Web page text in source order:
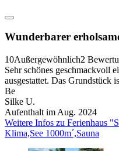
Wunderbarer
10Außergewöhnlich2
Sehr schönes geschmackvoll
ausgestattet. Das Grundstück
Be
Silke U.
Aufenthalt im Aug. 2024
Weitere Infos zu Ferienhaus
Klima,See 1000m´,Sauna